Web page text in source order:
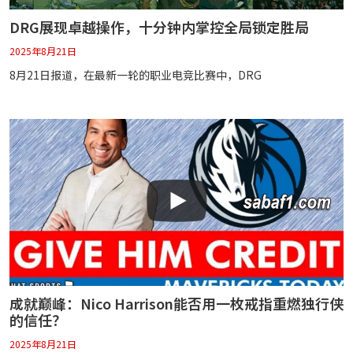
DRG展现卓越操作，十分钟内掌控全局锁定胜局
2025年8月21日
8月21日报道，在最新一轮的职业电竞比赛中，DRG
成就巅峰：Nico Harrison能否用一枚戒指重燃独行侠
的信任？
2025年8月21日